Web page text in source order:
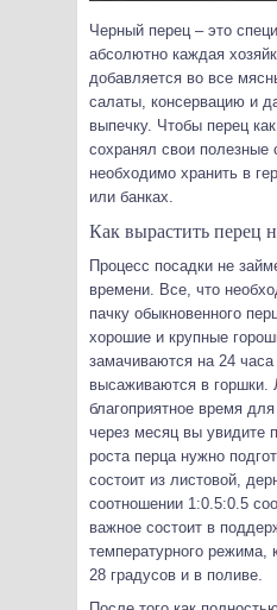
Черный перец – это
абсолютно каждая
добавляется во все
салаты, консервацию и
выпечку. Чтобы перец
сохранял свои полезные
необходимо хранить в
или банках.
Как вырастить перец
Процесс посадки не
времени. Все, что
пачку обыкновенного
хорошие и крупные
замачиваются на 24
высаживаются в горшки.
благоприятное время
через месяц вы увидите
роста перца нужно
состоит из листовой,
соотношении 1:0.5:0.5
важное состоит в
температурного режима,
28 градусов и в поливе.